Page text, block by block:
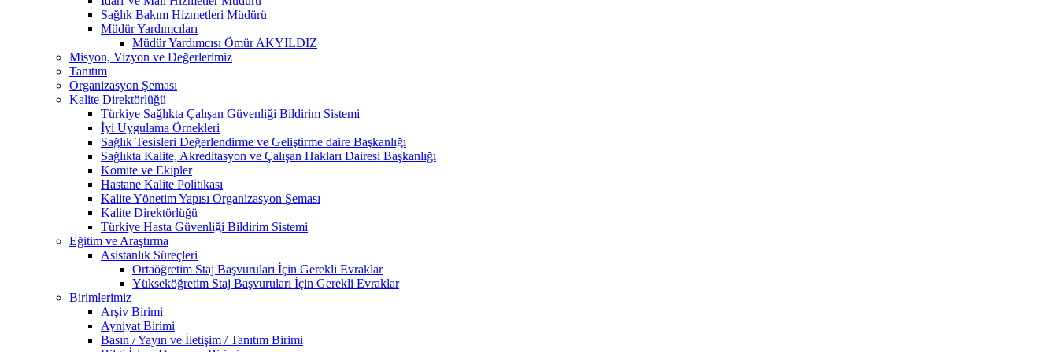
Sağlık Bakım Hizmetleri Müdürü
Müdür Yardımcıları
Müdür Yardımcısı Ömür AKYILDIZ
Misyon, Vizyon ve Değerlerimiz
Tanıtım
Organizasyon Şeması
Kalite Direktörlüğü
Türkiye Sağlıkta Çalışan Güvenliği Bildirim Sistemi
İyi Uygulama Örnekleri
Sağlık Tesisleri Değerlendirme ve Geliştirme daire Başkanlığı
Sağlıkta Kalite, Akreditasyon ve Çalışan Hakları Dairesi Başkanlığı
Komite ve Ekipler
Hastane Kalite Politikası
Kalite Yönetim Yapısı Organizasyon Şeması
Kalite Direktörlüğü
Türkiye Hasta Güvenliği Bildirim Sistemi
Eğitim ve Araştırma
Asistanlık Süreçleri
Ortaöğretim Staj Başvuruları İçin Gerekli Evraklar
Yükseköğretim Staj Başvuruları İçin Gerekli Evraklar
Birimlerimiz
Arşiv Birimi
Ayniyat Birimi
Basın / Yayın ve İletişim / Tanıtım Birimi